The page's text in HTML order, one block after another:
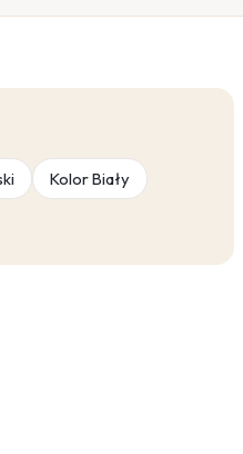
Kolor Biały